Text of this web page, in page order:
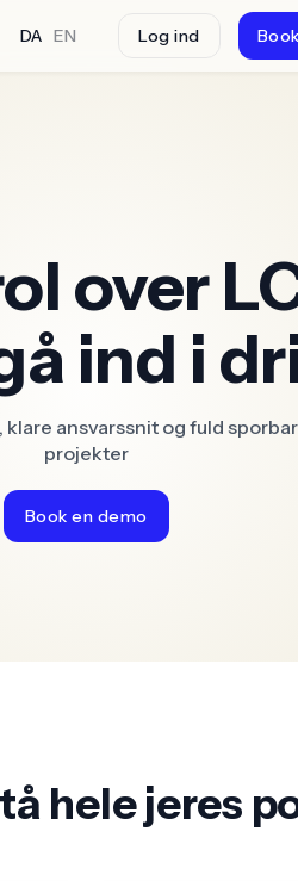
DA EN Log ind
over
ind i
ansvarssnit og fuld
projekter
Book en demo
hele jeres